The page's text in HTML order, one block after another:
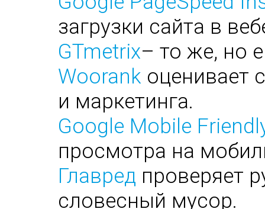
загрузки сайта в
GTmetrix– то же, но
Woorank оценивает
и маркетинга.
Google Mobile
просмотра на
Главред проверяет
словесный мусор.